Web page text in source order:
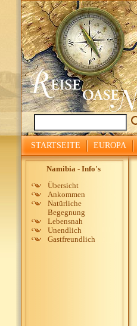
STARTSEITE EUROPA
Namibia - Info's
Übersicht
Ankommen
Natürliche
Begegnung
Lebensnah
Unendlich
Gastfreundlich